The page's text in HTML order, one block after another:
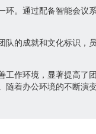
。通过配备智能会
的成就和文化标识
作环境，显著提高
着办公环境的不断演